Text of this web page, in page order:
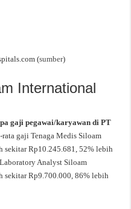
(sumber)
International
gaji pegawai/karyawan di PT
rata gaji Tenaga Medis Siloam
sekitar Rp10.245.681, 52% lebih
Analyst Siloam
sekitar Rp9.700.000, 86% lebih